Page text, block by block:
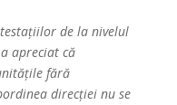
de la nivelul
apreciat că
fără
direcției nu se